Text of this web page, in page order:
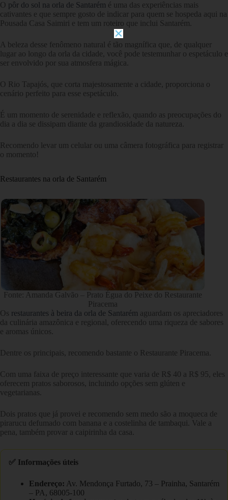
O pôr do sol na orla de Santarém é uma das experiências mais
cativantes e que sempre gosto de indicar para quem se hospeda aqui na
Pousada Casa Saimiri e tem um roteiro que inclui Santarém.
A beleza desse fenômeno natural é tão magnífica que, de qualquer
lugar ao longo da orla da cidade, você pode testemunhar o espetáculo e
ser envolvido por sua atmosfera mágica.
O Rio Tapajós, que corta majestosamente a cidade, proporciona o
cenário perfeito para esse espetáculo.
É um momento de serenidade e reflexão, quando as preocupações do
dia a dia se dissipam diante da grandiosidade da natureza.
Recomendo levar um celular ou uma câmera fotográfica para registrar
o momento!
Restaurantes na orla de Santarém
Fonte: Amanda Galvão – Prato Égua do Peixe do Restaurante
Piracema
Os restaurantes à beira da orla de Santarém aguardam os apreciadores
da culinária amazônica e regional, oferecendo uma riqueza de sabores
e aromas únicos.
Dentre os principais, recomendo bastante o Restaurante Piracema.
Com uma faixa de preço interessante que varia de R$ 40 a R$ 95, eles
oferecem pratos saborosos, incluindo opções sem glúten e
vegetarianas.
Dois pratos que já provei e recomendo sem medo são a moqueca de
pirarucu defumado com banana e a costelinha de tambaqui. Vale a
pena, também provar a caipirinha da casa.
✅ Informações úteis
Endereço: Av. Mendonça Furtado, 73 – Prainha, Santarém
– PA, 68005-100